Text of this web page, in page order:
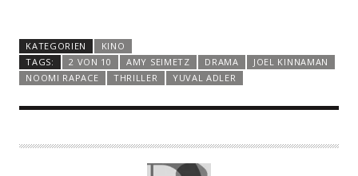
KATEGORIEN
KINO
TAGS:
2 VON 10 AMY SEIMETZ DRAMA
JOEL KINNAMAN
NOOMI RAPACE
THRILLER YUVAL ADLER